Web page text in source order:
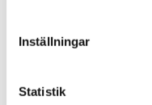
Inställningar
Statistik
Filer